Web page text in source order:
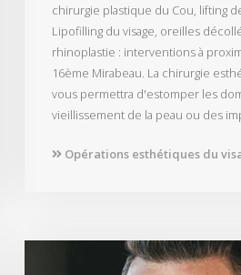
chirurgie plastique du Cou, lifting
Lipofilling du visage, oreilles
rhinoplastie : interventions à
16ème Mirabeau. La chirurgie
vous permettra d'estomper les
vieillissement de la peau ou des
Opérations esthétiques du